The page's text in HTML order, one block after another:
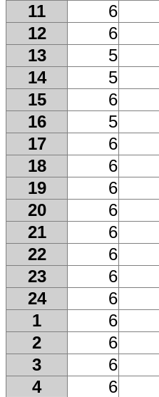
11
6
12
6
13
5
14
5
15
6
16
5
17
6
18
6
19
6
20
6
21
6
22
6
23
6
24
6
1
6
2
6
3
6
4
6